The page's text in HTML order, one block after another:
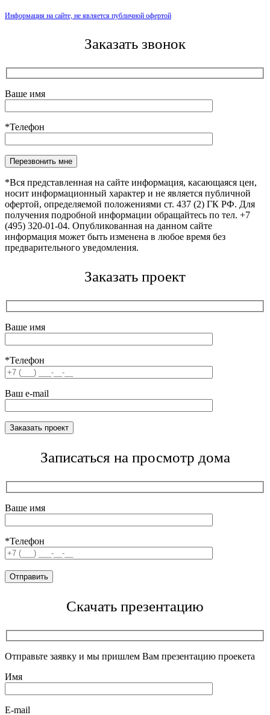
Информация на сайте, не является публичной офертой
Заказать звонок
Ваше имя
*Телефон
Оставьте это поле пустым.
*Вся представленная на сайте информация, касающаяся цен,
носит информационный характер и не является публичной
офертой, определяемой положениями ст. 437 (2) ГК РФ. Для
получения подробной информации обращайтесь по тел. +7
(495) 320-01-04. Опубликованная на данном сайте
информация может быть изменена в любое время без
предварительного уведомления.
Заказать проект
Ваше имя
*Телефон
Ваш e-mail
Записаться на просмотр дома
Ваше имя
*Телефон
Скачать презентацию
Отправьте заявку и мы пришлем Вам презентацию проекета
Имя
E-mail